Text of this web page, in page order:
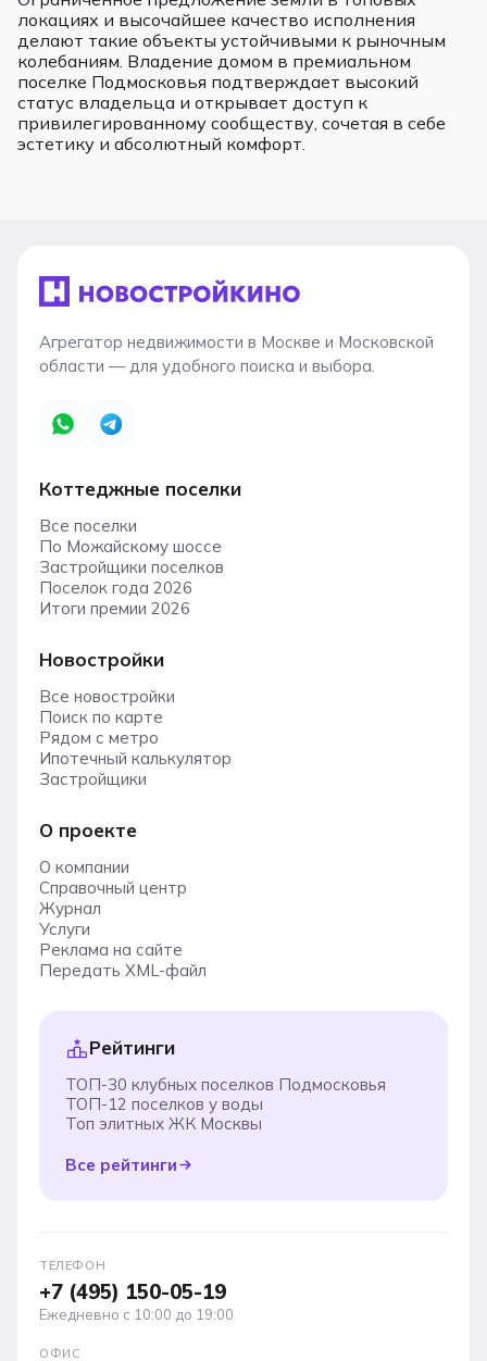
локациях и высочайшее качество исполнения
делают такие объекты устойчивыми к рыночным
колебаниям. Владение домом в премиальном
поселке Подмосковья подтверждает высокий
статус владельца и открывает доступ к
привилегированному сообществу, сочетая в себе
эстетику и абсолютный комфорт.
Агрегатор недвижимости в Москве и Московской
области — для удобного поиска и выбора.
Коттеджные поселки
Все поселки
По Можайскому шоссе
Застройщики поселков
Поселок года 2026
Итоги премии 2026
Новостройки
Все новостройки
Поиск по карте
Рядом с метро
Ипотечный калькулятор
Застройщики
О проекте
О компании
Справочный центр
Журнал
Услуги
Реклама на сайте
Передать XML-файл
Рейтинги
ТОП-30 клубных поселков Подмосковья
ТОП-12 поселков у воды
Топ элитных ЖК Москвы
Все рейтинги
ТЕЛЕФОН
+7 (495) 150-05-19
Ежедневно с 10:00 до 19:00
ОФИС